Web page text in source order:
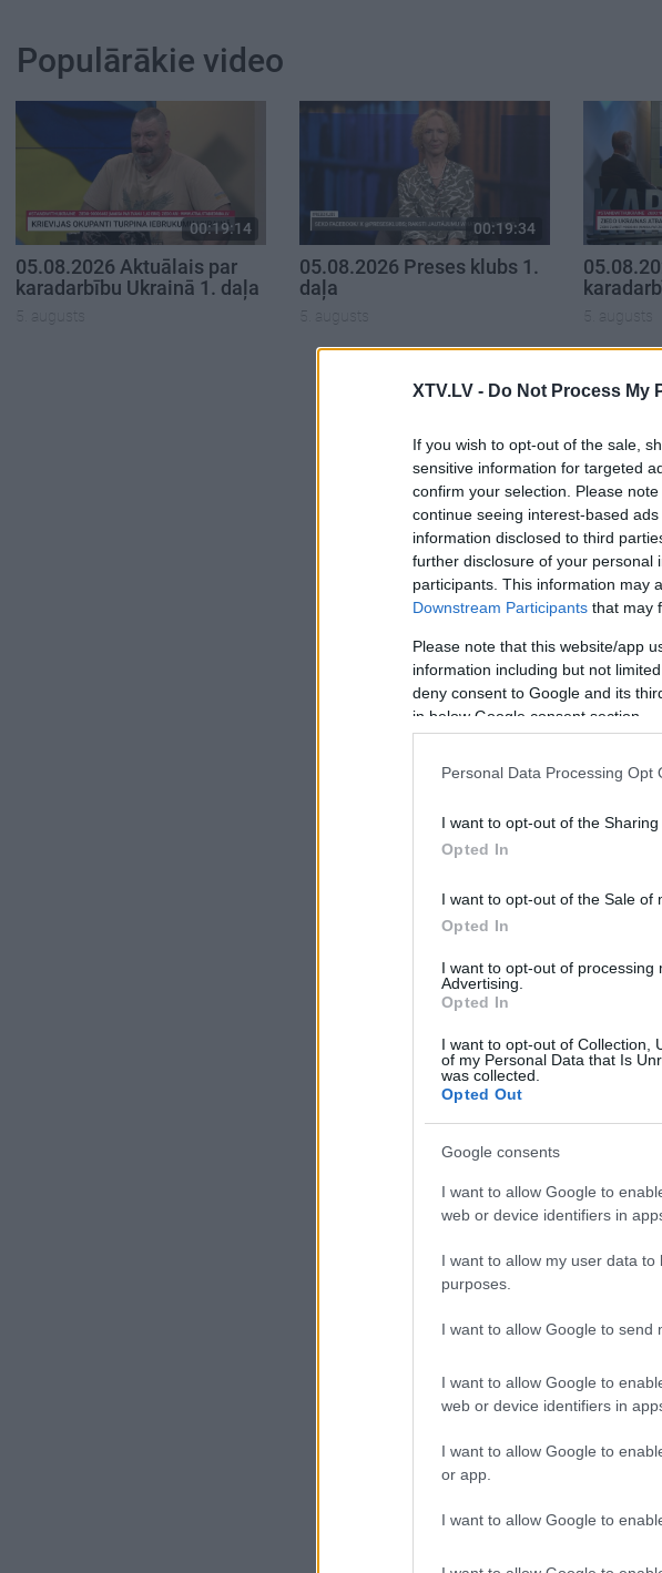
XTV.LV - Do Not Process My
If you wish to opt-out of the sale,
sensitive information for targeted
confirm your selection. Please
continue seeing interest-based
information disclosed to third
further disclosure of your personal
participants. This information may
Downstream Participants that may
Please note that this website/app
information including but not
deny consent to Google and its
in below Google consent section.
Personal Data Processing Opt
I want to opt-out of the
Opted In
I want to opt-out of the Sale of
Opted In
I want to opt-out of processing
Advertising.
Opted In
I want to opt-out of Collection,
of my Personal Data that Is
was collected.
Opted Out
Google consents
I want to allow Google to
web or device identifiers in
I want to allow my user data
purposes.
I want to allow Google to send
I want to allow Google to
web or device identifiers in
I want to allow Google to
or app.
I want to allow Google to
Populārākie video
00:19:14
05.08.2026 Aktuālais par
karadarbību Ukrainā 1. daļa
5. augusts
00:19:34
05.08.2026 Preses klubs 1.
daļa
5. augusts 5. augusts